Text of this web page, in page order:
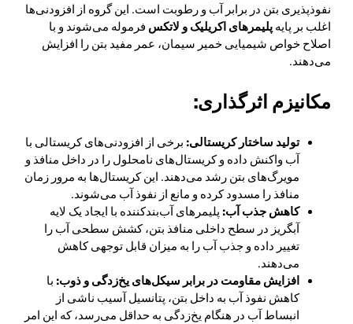
نفوذپذیری بتن در برابر آب و رطوبت است. این گروه از افزودنی‌ها
اغلب بر پایه پلیمرهای اکریلیک و لاتکس فرموله می‌شوند و با
اصلاح خواص شیمیایی خمیر سیمان، عمر مفید بتن را افزایش
می‌دهند.
مکانیزم اثرگذاری:
تولید ساختار کریستالی: برخی از افزودنی‌های کریستالی با
آب واکنش داده و کریستال‌های نامحلول را در داخل منافذ و
مویرگ‌های بتن رشد می‌دهند. این کریستال‌ها به مرور زمان
منافذ را مسدود کرده و مانع از نفوذ آب می‌شوند.
کاهش جذب آب: پلیمرهای آب‌بندکننده با ایجاد یک لایه
آبگریز در سطح داخلی منافذ بتن، کشش سطحی آب را
تغییر داده و جذب آب را به میزان قابل توجهی کاهش
می‌دهند.
افزایش مقاومت در برابر سیکل‌های یخ‌زدگی و ذوب: با
کاهش نفوذ آب به داخل بتن، پتانسیل آسیب ناشی از
انبساط آب در هنگام یخ‌زدگی به حداقل می‌رسد، که این امر